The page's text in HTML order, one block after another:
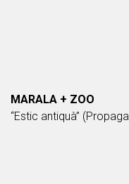
MARALA + ZOO
“Estic antiquà”